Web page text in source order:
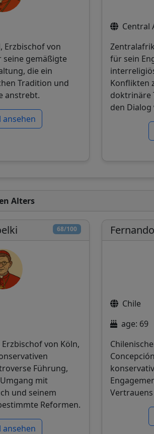
Erzbischof von
gemäßigte
die ein
Tradition und
anstrebt.
ansehen
Central
für sein
Konflikten
doktrinäre
den
Alters
68/100
von Köln,
Führung,
mit
und seinem
Reformen.
ansehen
Chile
age: 69